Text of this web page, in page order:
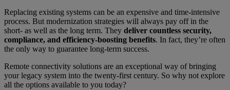
Replacing existing systems can be an expensive and time-intensive
process. But modernization strategies will always pay off in the
short- as well as the long term. They deliver countless security,
compliance, and efficiency-boosting benefits. In fact, they’re often
the only way to guarantee long-term success.
Remote connectivity solutions are an exceptional way of bringing
your legacy system into the twenty-first century. So why not explore
all the options available to you today?